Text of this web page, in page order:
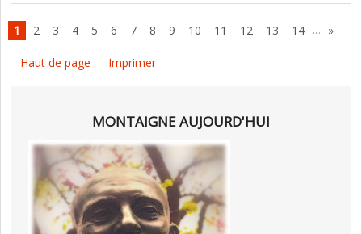
1 2 3 4 5 6 7 8 9 10 11 12 13 14 … »
Haut de page Imprimer
MONTAIGNE AUJOURD'HUI